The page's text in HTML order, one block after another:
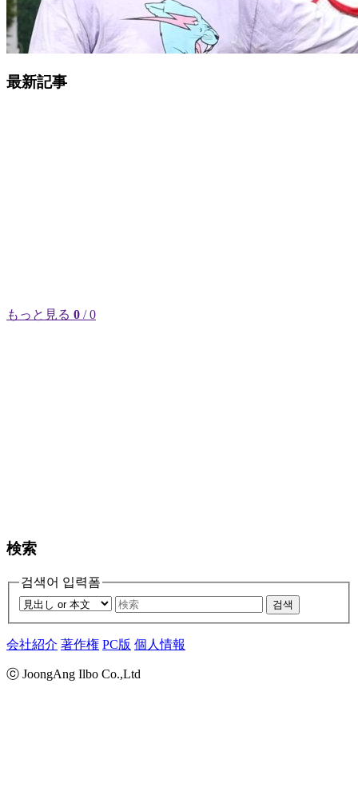
最新記事
もっと見る 0 / 0
検索
검색어 입력폼
검색
会社紹介 著作権 PC版 個人情報
ⓒ JoongAng Ilbo Co.,Ltd